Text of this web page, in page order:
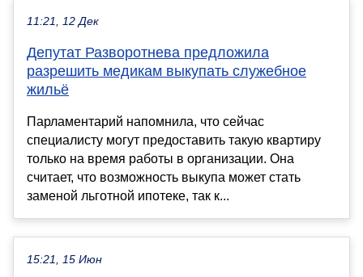
11:21, 12 Дек
Депутат Разворотнева предложила
разрешить медикам выкупать служебное
жильё
Парламентарий напомнила, что сейчас
специалисту могут предоставить такую квартиру
только на время работы в организации. Она
считает, что возможность выкупа может стать
заменой льготной ипотеке, так к...
15:21, 15 Июн